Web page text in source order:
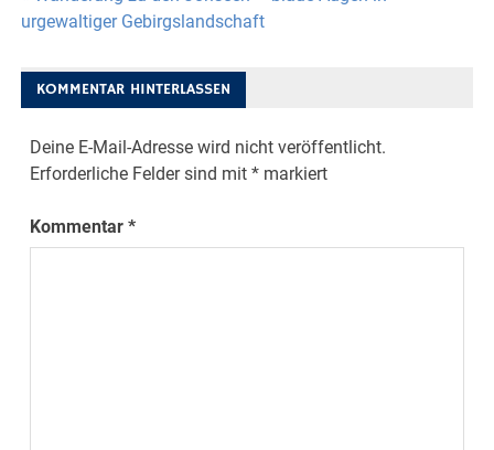
urgewaltiger Gebirgslandschaft
KOMMENTAR HINTERLASSEN
Deine E-Mail-Adresse wird nicht veröffentlicht.
Erforderliche Felder sind mit* markiert
Kommentar*